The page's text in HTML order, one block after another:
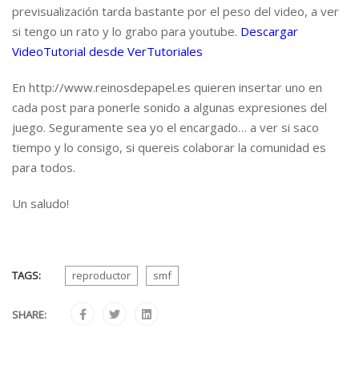
previsualización tarda bastante por el peso del video, a ver
si tengo un rato y lo grabo para youtube. Descargar
VideoTutorial desde VerTutoriales
En http://www.reinosdepapel.es quieren insertar uno en
cada post para ponerle sonido a algunas expresiones del
juego. Seguramente sea yo el encargado… a ver si saco
tiempo y lo consigo, si quereis colaborar la comunidad es
para todos.
Un saludo!
TAGS: reproductor smf
SHARE: